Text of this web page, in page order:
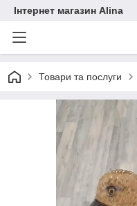
Інтернет магазин Alina
Товари та послуги